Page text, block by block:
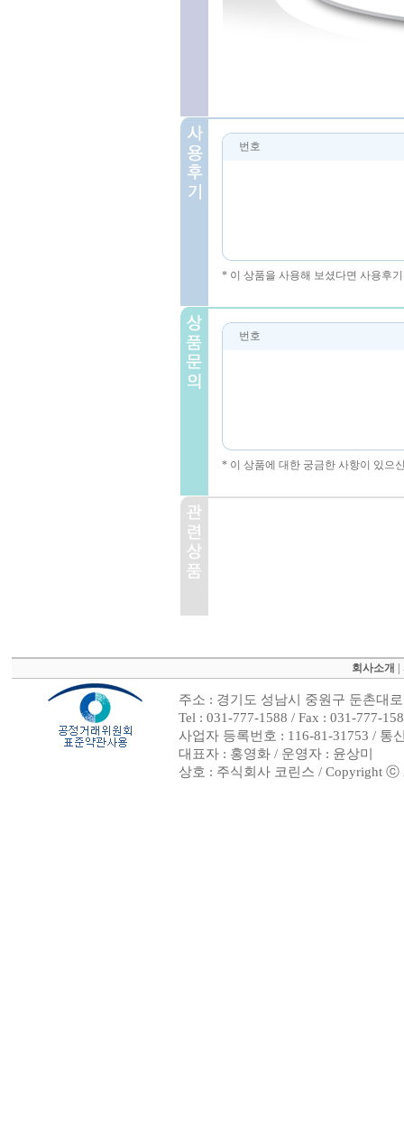
번호
* 이 상품을 사용해 보셨다면 사용후
번호
* 이 상품에 대한 궁금한 사항이 있으
회사소개
주소 : 경기도 성남시 중원구 둔촌대
Tel : 031-777-1588 / Fax : 031-777-
사업자 등록번호 : 116-81-31753 / 통
대표자 : 홍영화 / 운영자 : 윤상미
상호 : 주식회사 코린스 / Copyright ⓒ